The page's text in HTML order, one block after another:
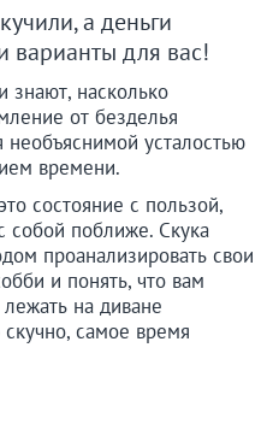
а деньги
варианты для вас!
знают, насколько
от безделья
усталостью
времени.
состояние с пользой,
собой поближе. Скука
проанализировать свои
и понять, что вам
на диване
самое время